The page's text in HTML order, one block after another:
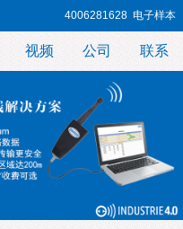
4006281628 电子样本
视频 公司 联系